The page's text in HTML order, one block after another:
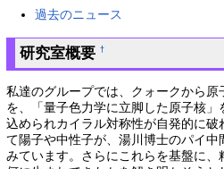
過去のニュース
研究室概要 †
私達のグループでは、クォークから
を、「量子色力学に立脚した原子核
込められカイラル対称性が自発的に
て陽子や中性子が、湯川博士のパイ
みています。さらにこれらを基盤に